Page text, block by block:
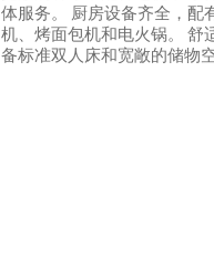
分（满分 5 分），共 6 条评
体服务。 厨房设备齐全，配有餐具、咖啡
机、烤面包机和电火锅。 舒适的卧室，配
备标准双人床和宽敞的储物空间。